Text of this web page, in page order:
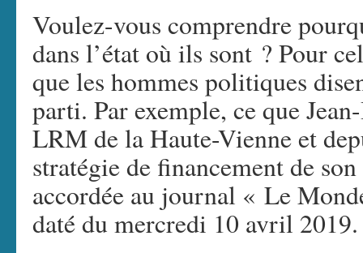
Voulez-vous comprendre
dans l’état où ils sont ? Pour
que les hommes politiques
parti. Par exemple, ce que
LRM de la Haute-Vienne et
stratégie de financement de
accordée au journal « Le
daté du mercredi 10 avril 2019.